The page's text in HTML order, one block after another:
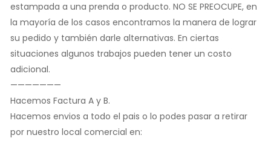
estampada a una prenda o producto. NO SE PREOCUPE, en
la mayoría de los casos encontramos la manera de lograr
su pedido y también darle alternativas. En ciertas
situaciones algunos trabajos pueden tener un costo
adicional.
———————
Hacemos Factura A y B.
Hacemos envios a todo el pais o lo podes pasar a retirar
por nuestro local comercial en: